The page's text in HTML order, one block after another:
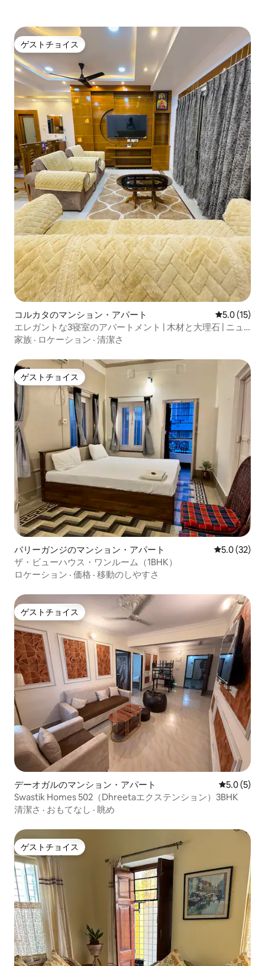
ゲストチョイス
ゲストチョイス
コルカタのマンション・アパート レビュー15
5.0 (15)
エレガントな3寝室のアパートメント | 木材と大理石 | ニュ
ータウン | エコパーク
家族 · ロケーション · 清潔さ
ゲストチョイス
ゲストチョイス
バリーガンジのマンション・アパート レビュー32
5.0 (32)
ザ・ビューハウス・ワンルーム（1BHK）
ロケーション · 価格 · 移動のしやすさ
ゲストチョイス
ゲストチョイス
デーオガルのマンション・アパート レビュー5
5.0 (5)
Swastik Homes 502（Dhreetaエクステンション）3BHK
清潔さ · おもてなし · 眺め
ゲストチョイス
ゲストチョイス